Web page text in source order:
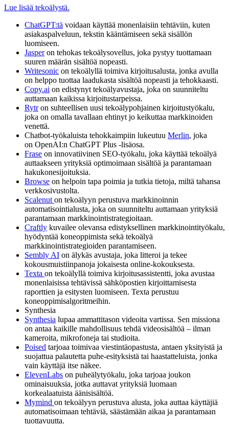
Lue lisää tekoälystä.
ChatGPT:tä voidaan käyttää monenlaisiin tehtäviin, kuten
asiakaspalveluun, tekstin kääntämiseen sekä sisällön
luomiseen.
Jasperon tehokas tekoälysovellus, joka pystyy tuottamaan
suuren määrän sisältöä nopeasti.
Writesonic on tekoälyllä toimiva kirjoitusalusta, jonka avulla
on helppo tuottaa laadukasta sisältöä nopeasti ja tehokkaasti.
Copy.ai on edistynyt tekoälyavustaja, joka on suunniteltu
auttamaan kaikissa kirjoitustarpeissa.
Rytron suhteellisen uusi tekoälypohjainen kirjoitustyökalu,
joka on omalla tavallaan ehtinyt jo keikuttaa markkinoiden
venettä.
Chatbot-työkaluista tehokkaimpiin lukeutuu Merlin, joka
on OpenAI:n ChatGPT Plus -lisäosa.
Frase on innovatiivinen SEO-työkalu, joka käyttää tekoälyä
auttaakseen yrityksiä optimoimaan sisältöä ja parantamaan
hakukonesijoituksia.
Browse on helpoin tapa poimia ja tutkia tietoja, miltä tahansa
verkkosivustolta.
Scalenut on tekoälyyn perustuva markkinoinnin
automatisointialusta, joka on suunniteltu auttamaan yrityksiä
parantamaan markkinointistrategioitaan.
Craftly kuvailee olevansa edistyksellinen markkinointityökalu,
hyödyntää koneoppimista sekä tekoälyä
markkinointistrategioiden parantamiseen.
Sembly AI on älykäs avustaja, joka litteroi ja tekee
kokousmuistiinpanoja jokaisesta online-kokouksesta.
Texta on tekoälyllä toimiva kirjoitusassistentti, joka avustaa
monenlaisissa tehtävissä sähköpostien kirjoittamisesta
raporttien ja esitysten luomiseen. Texta perustuu
koneoppimisalgoritmeihin.
Synthesia
Synthesia lupaa ammattitason videoita vartissa. Sen missiona
on antaa kaikille mahdollisuus tehdä videosisältöä – ilman
kameroita, mikrofoneja tai studioita.
Poised tarjoaa toimivaa viestintäopastusta, antaen yksityistä ja
suojattua palautetta puhe-esityksistä tai haastatteluista, jonka
vain käyttäjä itse näkee.
ElevenLabs on puheälytyökalu, joka tarjoaa joukon
ominaisuuksia, jotka auttavat yrityksiä luomaan
korkealaatuista äänisisältöä.
Mymind on tekoälyyn perustuva alusta, joka auttaa käyttäjiä
automatisoimaan tehtäviä, säästämään aikaa ja parantamaan
tuottavuutta.